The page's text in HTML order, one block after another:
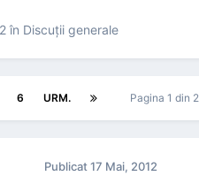
în Discuţii generale
6 URM. Pagina 1 din
Publicat17 Mai, 2012